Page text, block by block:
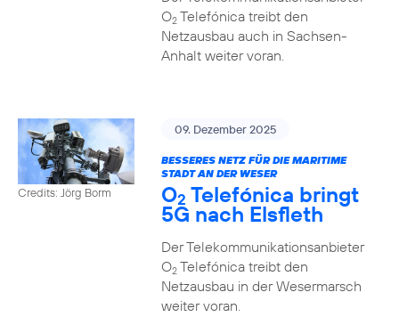
O2Telefónica treibt den
Netzausbau auch in Sachsen-
Anhalt weiter voran.
Credits: Jörg Borm
09. Dezember 2025
BESSERES NETZ FÜR DIE MARITIME
STADT AN DER WESER
O2 Telefónica bringt
5G nach Elsfleth
Der Telekommunikationsanbieter
O2Telefónica treibt den
Netzausbau in der Wesermarsch
weiter voran.